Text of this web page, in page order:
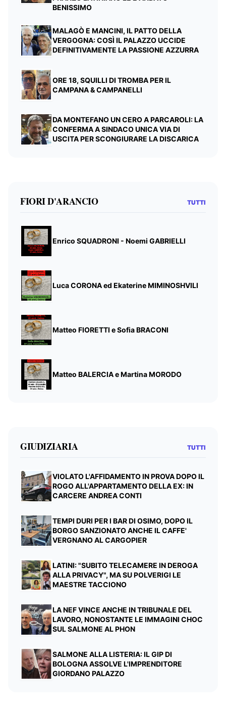
BENISSIMO
MALAGÒ E MANCINI, IL PATTO DELLA
VERGOGNA: COSÌ IL PALAZZO UCCIDE
DEFINITIVAMENTE LA PASSIONE AZZURRA
ORE 18, SQUILLI DI TROMBA PER IL
CAMPANA & CAMPANELLI
DA MONTEFANO UN CERO A PARCAROLI: LA
CONFERMA A SINDACO UNICA VIA DI
USCITA PER SCONGIURARE LA DISCARICA
FIORI D'ARANCIO TUTTI
Enrico SQUADRONI - Noemi GABRIELLI
Luca CORONA ed Ekaterine MIMINOSHVILI
Matteo FIORETTI e Sofia BRACONI
Matteo BALERCIA e Martina MORODO
GIUDIZIARIA TUTTI
VIOLATO L'AFFIDAMENTO IN PROVA DOPO IL
ROGO ALL'APPARTAMENTO DELLA EX: IN
CARCERE ANDREA CONTI
TEMPI DURI PER I BAR DI OSIMO, DOPO IL
BORGO SANZIONATO ANCHE IL CAFFE'
VERGNANO AL CARGOPIER
LATINI: "SUBITO TELECAMERE IN DEROGA
ALLA PRIVACY", MA SU POLVERIGI LE
MAESTRE TACCIONO
LA NEF VINCE ANCHE IN TRIBUNALE DEL
LAVORO, NONOSTANTE LE IMMAGINI CHOC
SUL SALMONE AL PHON
SALMONE ALLA LISTERIA: IL GIP DI
BOLOGNA ASSOLVE L'IMPRENDITORE
GIORDANO PALAZZO